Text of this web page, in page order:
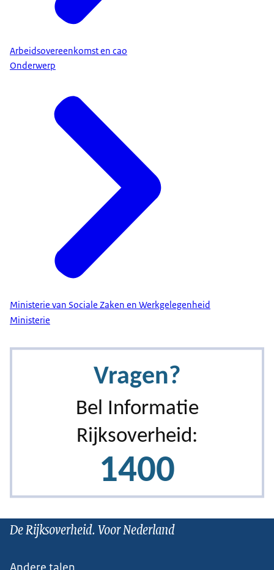
Arbeidsovereenkomst en cao
Onderwerp
Ministerie van Sociale Zaken en Werkgelegenheid
Ministerie
De Rijksoverheid. Voor Nederland